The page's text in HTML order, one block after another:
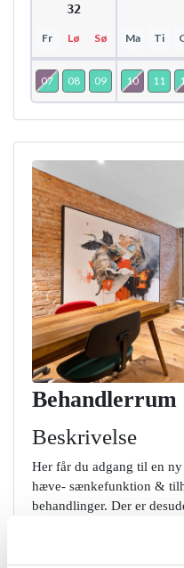
Uge 32
Fr Lø Sø Ma Ti
07 08 09 10 11
Behandlerrum
Beskrivelse
Her får du adgang til en
hæve- sænkefunktion &
behandlinger. Der er